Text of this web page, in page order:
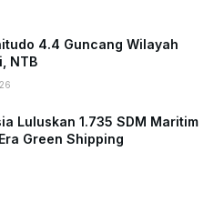
4.4 Guncang Wilayah
NTB
Luluskan 1.735 SDM Maritim
Green Shipping